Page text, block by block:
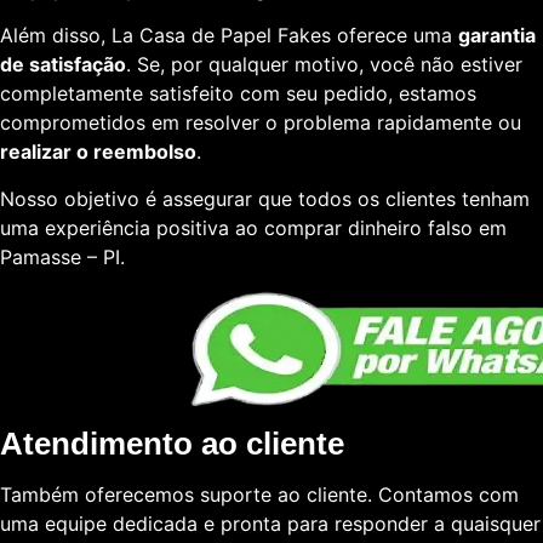
Além disso, La Casa de Papel Fakes oferece uma garantia
de satisfação. Se, por qualquer motivo, você não estiver
completamente satisfeito com seu pedido, estamos
comprometidos em resolver o problema rapidamente ou
realizar o reembolso.
Nosso objetivo é assegurar que todos os clientes tenham
uma experiência positiva ao comprar dinheiro falso em
Pamasse – PI.
Atendimento ao cliente
Também oferecemos suporte ao cliente. Contamos com
uma equipe dedicada e pronta para responder a quaisquer